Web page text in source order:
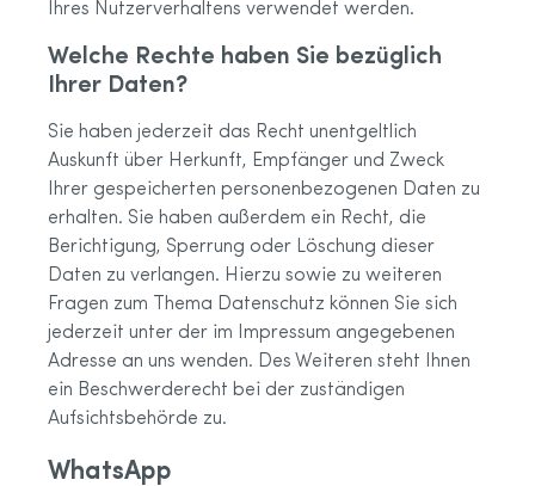
Ihres Nutzerverhaltens verwendet werden.
Welche Rechte haben Sie bezüglich
Ihrer Daten?
Sie haben jederzeit das Recht unentgeltlich
Auskunft über Herkunft, Empfänger und Zweck
Ihrer gespeicherten personenbezogenen Daten zu
erhalten. Sie haben außerdem ein Recht, die
Berichtigung, Sperrung oder Löschung dieser
Daten zu verlangen. Hierzu sowie zu weiteren
Fragen zum Thema Datenschutz können Sie sich
jederzeit unter der im Impressum angegebenen
Adresse an uns wenden. Des Weiteren steht Ihnen
ein Beschwerderecht bei der zuständigen
Aufsichtsbehörde zu.
WhatsApp